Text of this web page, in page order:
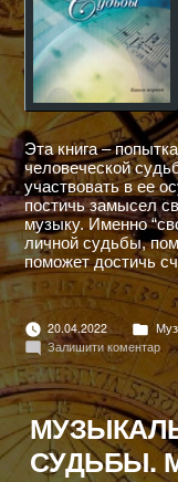
Эта книга –
человеческой
участвовать в ее
постичь замысел
музыку. Именно
личной судьбы,
поможет достичь
20.04.2022
в
Залишити коментардо
СУДЬБЫ.